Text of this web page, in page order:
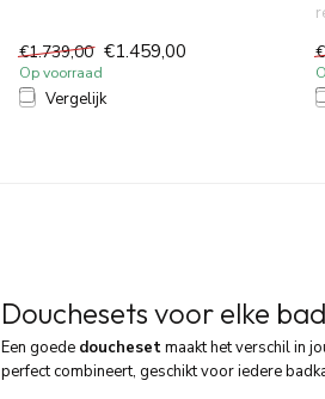
€1.739,00 €1.459,00
Op voorraad
Vergelijk
Douchesets voor elke
Een goede douchesetmaakt het verschil in
perfect combineert, geschikt voor iedere